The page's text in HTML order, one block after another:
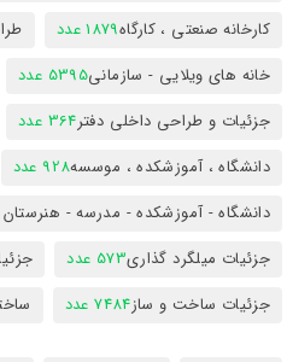
کارخانه صنعتی ، کارگاه1879 عدد
خانه های ویلایی - سازمانی5395 عدد
جزئیات و طراحی داخلی دفتر364 عدد
دانشگاه ، آموزشکده ، موسسه928 عدد
دانشگاه - آموزشکده - مدرسه - هنرستان
جزئیات میلگرد گذاری573 عدد
جزئیات ساخت و ساز7484 عدد